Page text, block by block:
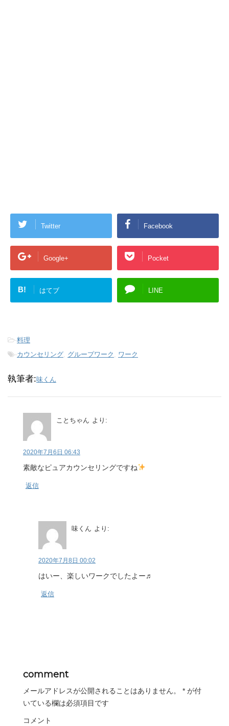
Twitter Facebook
Google+ Pocket
B! はてブ LINE
-料理
-カウンセリング, グループワーク , ワーク
執筆者:味くん
ことちゃん より:
2020年7月6日 06:43
素敵なピュアカウンセリングですね
返信
味くん より:
2020年7月8日 00:02
はいー、楽しいワークでしたよー♬
返信
comment
メールアドレスが公開されることはありません。 * が付
いている欄は必須項目です
コメント